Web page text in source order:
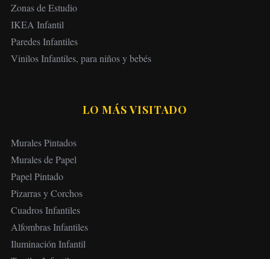
Zonas de Estudio
IKEA Infantil
Paredes Infantiles
Vinilos Infantiles, para niños y bebés
LO MÁS VISITADO
Murales Pintados
Murales de Papel
Papel Pintado
Pizarras y Corchos
Cuadros Infantiles
Alfombras Infantiles
Iluminación Infantil